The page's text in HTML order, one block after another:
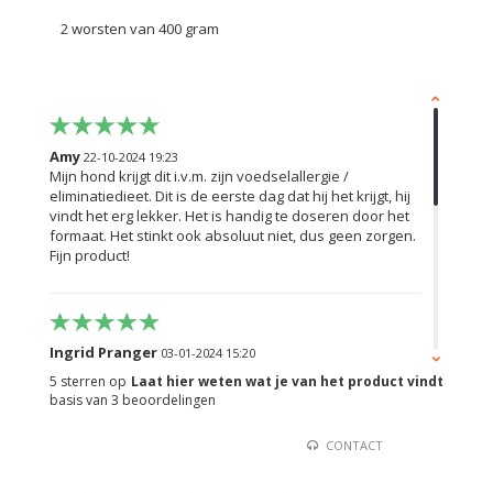
2 worsten van 400 gram
Amy 22-10-2024 19:23
Mijn hond krijgt dit i.v.m. zijn voedselallergie /
eliminatiedieet. Dit is de eerste dag dat hij het krijgt, hij
vindt het erg lekker. Het is handig te doseren door het
formaat. Het stinkt ook absoluut niet, dus geen zorgen.
Fijn product!
Ingrid Pranger 03-01-2024 15:20
mooi vlees! Mijn hond is ivm ernstige jeuk op een
eliminatiedieet gezet en ik ben gestart met dit
paardenvlees. Het is mooi stevig vlees, heel ietsje
niet over de hele rol. Ik heb ook een paar rollen in
Laat hier weten wat je van het product vindt
5 sterren op
basis van 3 beoordelingen
CONTACT